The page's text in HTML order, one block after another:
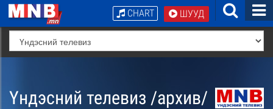
ШУУД
CHART
Үндэсний телевиз /архив/